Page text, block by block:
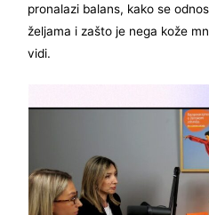
pronalazi balans, kako se
željama i zašto je nega kože
vidi.